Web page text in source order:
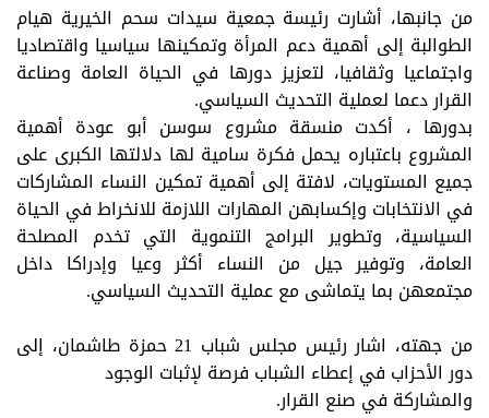
من جانبها، أشارت رئيسة جمعية سيدات سحم الخيرية هيام
الطوالبة إلى أهمية دعم المرأة وتمكينها سياسيا واقتصاديا
واجتماعيا وثقافيا، لتعزيز دورها في الحياة العامة وصناعة
القرار دعما لعملية التحديث السياسي.
بدورها ، أكدت منسقة مشروع سوسن أبو عودة أهمية
المشروع باعتباره يحمل فكرة سامية لها دلالتها الكبرى على
جميع المستويات، لافتة إلى أهمية تمكين النساء المشاركات
في الانتخابات وإكسابهن المهارات اللازمة للانخراط في الحياة
السياسية، وتطوير البرامج التنموية التي تخدم المصلحة
العامة، وتوفير جيل من النساء أكثر وعيا وإدراكا داخل
مجتمعهن بما يتماشى مع عملية التحديث السياسي.
من جهته، اشار رئيس مجلس شباب 21 حمزة طاشمان، إلى
دور الأحزاب في إعطاء الشباب فرصة لإثبات الوجود
والمشاركة في صنع القرار.